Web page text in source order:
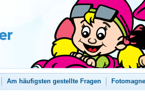
Am häufigsten gestellte Fragen